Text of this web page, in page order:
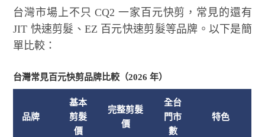
台灣市場上不只 CQ2 一家百元快剪，常見的還有
JIT 快速剪髮、EZ 百元快速剪髮等品牌。以下是簡
單比較：
台灣常見百元快剪品牌比較（2026 年）
品牌
基本
剪髮
價
完整剪髮
價
全台
門市
數
特色